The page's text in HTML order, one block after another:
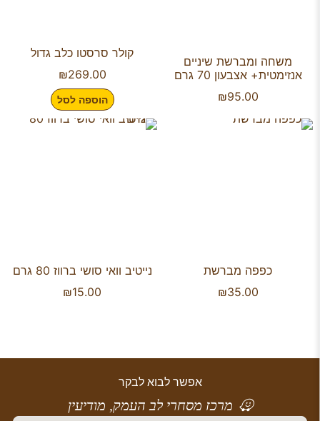
משחה ומברשת שיניים
אנזימטית+ אצבעון 70 גרם
₪95.00
קולר סרסטו כלב גדול
₪269.00
הוספה לסל
כפפה מברשת
₪35.00
נייטיב וואי סושי ברווז 80 גרם
₪15.00
אפשר לבוא לבקר
מרכז מסחרי לב העמק, מודיעין